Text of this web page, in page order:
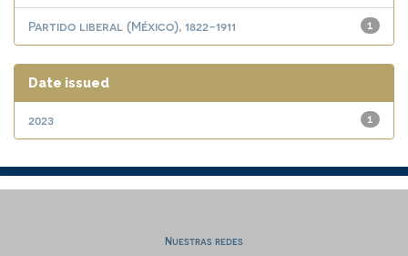
1
Partido liberal (México), 1822-1911
Date issued
1
2023
Nuestras redes